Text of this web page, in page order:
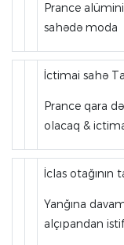
Prance
sahədə moda
İctimai sahə
Prance qara
olacaq &
İclas otağının
Yanğına
alçıpandan